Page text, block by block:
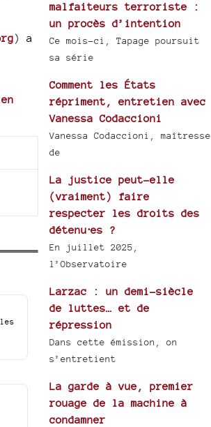
) a
malfaiteurs terroriste :
un procès d’intention
Ce mois-ci, Tapage poursuit
sa série
Comment les États
répriment, entretien avec
Vanessa Codaccioni
Vanessa Codaccioni, maîtresse
de
La justice peut-elle
(vraiment) faire
respecter les droits des
détenu⋅es ?
En juillet 2025,
l’Observatoire
Larzac : un demi-siècle
de luttes… et de
répression
Dans cette émission, on
s’entretient
La garde à vue, premier
rouage de la machine à
condamner